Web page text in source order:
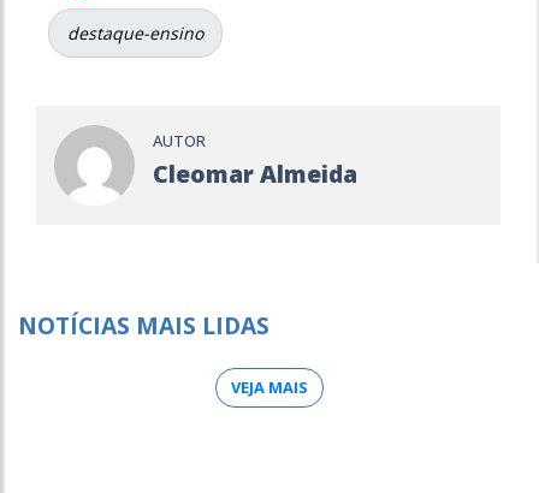
destaque-ensino
AUTOR
Cleomar Almeida
NOTÍCIAS MAIS LIDAS
VEJA MAIS